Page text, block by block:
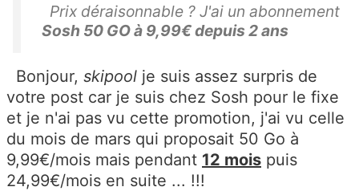
Prix déraisonnable ? J'ai un abonnement
Sosh 50 GO à 9,99€ depuis 2 ans
Bonjour, skipool je suis assez surpris de
votre post car je suis chez Sosh pour le fixe
et je n'ai pas vu cette promotion, j'ai vu celle
du mois de mars qui proposait 50 Go à
9,99€/mois mais pendant 12 mois puis
24,99€/mois en suite ... !!!